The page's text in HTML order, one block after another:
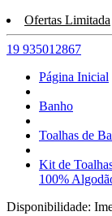
Ofertas Limitada
19 935012867
Página Inicial
Banho
Toalhas de
Kit de
100%
Disponibilidade: